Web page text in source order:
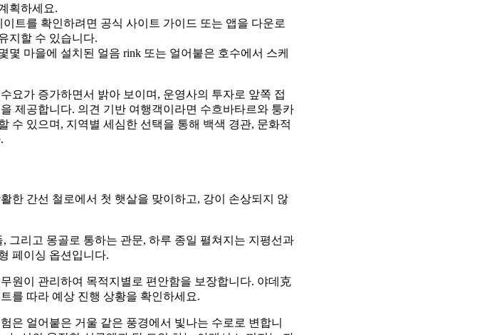
획하세요.
트를 확인하려면 공식 사이트 가이드 또는 앱을 다운로
지할 수 있습니다.
몇 마을에 설치된 얼음 rink 또는 얼어붙은 호수에서 스케
요가 증가하면서 밝아 보이며, 운영사의 투자로 앞쪽 접
제공합니다. 의견 기반 여행객이라면 수흐바타르와 퉁카
수 있으며, 지역별 세심한 선택을 통해 백색 경관, 문화적
한 간선 철로에서 첫 햇살을 맞이하고, 강이 손상되지 않
그리고 몽골로 통하는 관문, 하루 종일 펼쳐지는 지평선과
페이싱 옵션입니다.
원이 관리하여 목적지별로 편안함을 보장합니다. 야데克
를 따라 예상 진행 상황을 확인하세요.
은 얼어붙은 거울 같은 풍경에서 빛나는 수로로 변합니